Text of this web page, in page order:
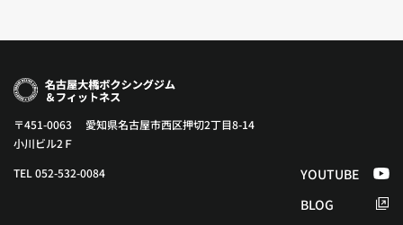
〒451-0063 愛知県名古屋市西区押切2丁目8-14
小川ビル2Ｆ
TEL 052-532-0084
YOUTUBE
BLOG